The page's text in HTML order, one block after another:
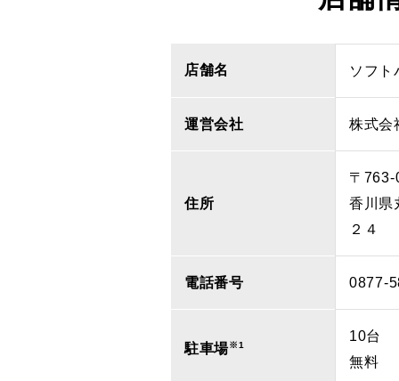
店舗名 ソフト
運営会社 株式会
住所
〒763-
香川県
２４
電話番号 0877-
駐車場※1
10台
無料